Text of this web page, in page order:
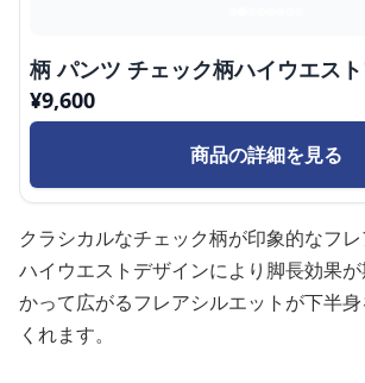
柄 パンツ チェック柄ハイウエス
¥9,600
商品の詳細を見る
クラシカルなチェック柄が印象的なフレ
ハイウエストデザインにより脚長効果
かって広がるフレアシルエットが下半
くれます。